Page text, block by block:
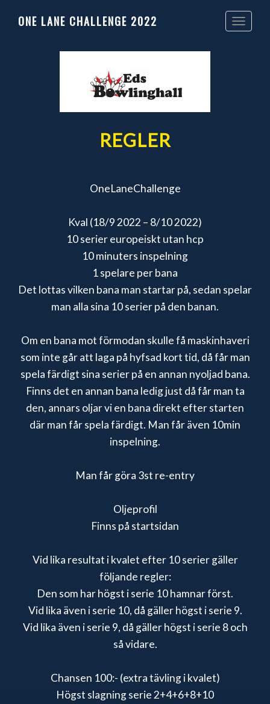
Toggle
navigation
ONE LANE CHALLENGE 2022
REGLER
OneLaneChallenge
Kval (18/9 2022 – 8/10 2022)
10 serier europeiskt utan hcp
10 minuters inspelning
1 spelare per bana
Det lottas vilken bana man startar på, sedan spelar
man alla sina 10 serier på den banan.
Om en bana mot förmodan skulle få maskinhaveri
som inte går att laga på hyfsad kort tid, då får man
spela färdigt sina serier på en annan nyoljad bana.
Finns det en annan bana ledig just då får man ta
den, annars oljar vi en bana direkt efter starten
där man får spela färdigt. Man får även 10min
inspelning.
Man får göra 3st re-entry
Oljeprofil
Finns på startsidan
Vid lika resultat i kvalet efter 10 serier gäller
följande regler:
Den som har högst i serie 10 hamnar först.
Vid lika även i serie 10, då gäller högst i serie 9.
Vid lika även i serie 9, då gäller högst i serie 8 och
så vidare.
Chansen 100:- (extra tävling i kvalet)
Högst slagning serie 2+4+6+8+10